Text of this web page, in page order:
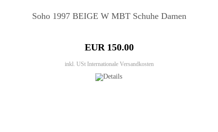
Soho 1997 BEIGE W MBT Schuhe Damen
EUR 150.00
inkl. USt Internationale Versandkosten